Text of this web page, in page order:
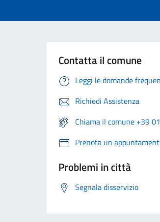
Contatta il comune
Leggi le domande
Richiedi Assistenza
Chiama il comune +39
Prenota un
Problemi in città
Segnala disservizio